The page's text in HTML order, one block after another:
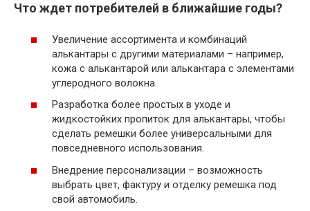
Что ждет потребителей в ближайшие годы?
Увеличение ассортимента и комбинаций
алькантары с другими материалами – например,
кожа с алькантарой или алькантара с элементами
углеродного волокна.
Разработка более простых в уходе и
жидкостойких пропиток для алькантары, чтобы
сделать ремешки более универсальными для
повседневного использования.
Внедрение персонализации – возможность
выбрать цвет, фактуру и отделку ремешка под
свой автомобиль.